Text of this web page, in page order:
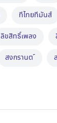
ทีไทยทีมันส์
ลิขสิทธิ์เพลง
สงกรานต ์